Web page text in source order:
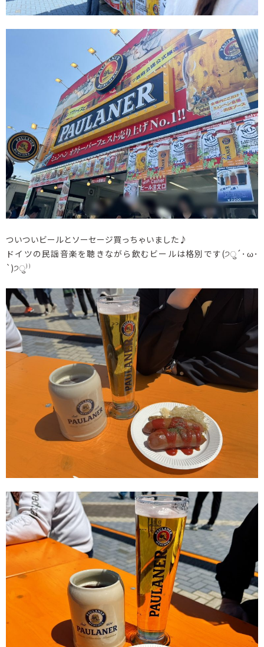
ついついビールとソーセージ買っちゃいました♪
ドイツの民謡音楽を聴きながら飲むビールは格別です(੭ु´･ω･
`)੭ु⁾⁾